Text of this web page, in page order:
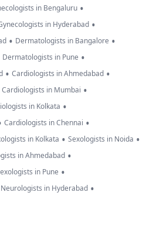
in Bengaluru •
in Hyderabad •
• Dermatologists in Bangalore •
Dermatologists in Pune •
• Cardiologists in Ahmedabad •
Cardiologists in Mumbai •
in Kolkata •
Cardiologists in Chennai •
in Kolkata • Sexologists in Noida •
in Ahmedabad •
in Pune •
Neurologists in Hyderabad •